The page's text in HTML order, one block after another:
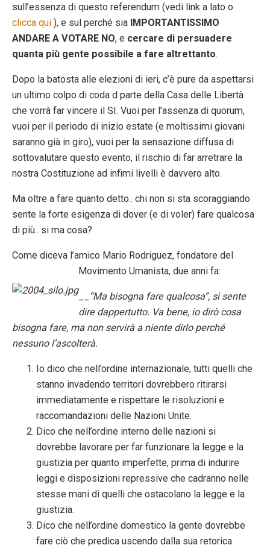
sull’essenza di questo referendum (vedi link a lato o
clicca qui ), e sul perché sia IMPORTANTISSIMO
ANDARE A VOTARE NO, e cercare di persuadere
quanta più gente possibile a fare altrettanto.
Dopo la batosta alle elezioni di ieri, c’è pure da aspettarsi
un ultimo colpo di coda d parte della Casa delle Libertà
che vorrà far vincere il SI. Vuoi per l’assenza di quorum,
vuoi per il periodo di inizio estate (e moltissimi giovani
saranno già in giro), vuoi per la sensazione diffusa di
sottovalutare questo evento, il rischio di far arretrare la
nostra Costituzione ad infimi livelli è davvero alto.
Ma oltre a fare quanto detto.. chi non si sta scoraggiando
sente la forte esigenza di dover (e di voler) fare qualcosa
di più.. si ma cosa?
Come diceva l’amico Mario Rodriguez, fondatore del
Movimento Umanista, due anni fa:
“Ma bisogna fare qualcosa”, si sente
dire dappertutto. Va bene, io dirò cosa
bisogna fare, ma non servirà a niente dirlo perché
nessuno l’ascolterà.
Io dico che nell’ordine internazionale, tutti quelli che
stanno invadendo territori dovrebbero ritirarsi
immediatamente e rispettare le risoluzioni e
raccomandazioni delle Nazioni Unite.
Dico che nell’ordine interno delle nazioni si
dovrebbe lavorare per far funzionare la legge e la
giustizia per quanto imperfette, prima di indurire
leggi e disposizioni repressive che cadranno nelle
stesse mani di quelli che ostacolano la legge e la
giustizia.
Dico che nell’ordine domestico la gente dovrebbe
fare ciò che predica uscendo dalla sua retorica